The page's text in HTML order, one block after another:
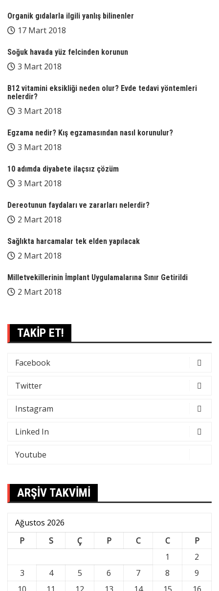
Organik gıdalarla ilgili yanlış bilinenler
17 Mart 2018
Soğuk havada yüz felcinden korunun
3 Mart 2018
B12 vitamini eksikliği neden olur? Evde tedavi yöntemleri
nelerdir?
3 Mart 2018
Egzama nedir? Kış egzamasından nasıl korunulur?
3 Mart 2018
10 adımda diyabete ilaçsız çözüm
3 Mart 2018
Dereotunun faydaları ve zararları nelerdir?
2 Mart 2018
Sağlıkta harcamalar tek elden yapılacak
2 Mart 2018
Milletvekillerinin İmplant Uygulamalarına Sınır Getirildi
2 Mart 2018
TAKİP ET!
Facebook
Twitter
Instagram
Linked In
Youtube
ARŞİV TAKVİMİ
Ağustos 2026
P
S Ç P C C
P
1
2
3
4 5 6 7 8
9